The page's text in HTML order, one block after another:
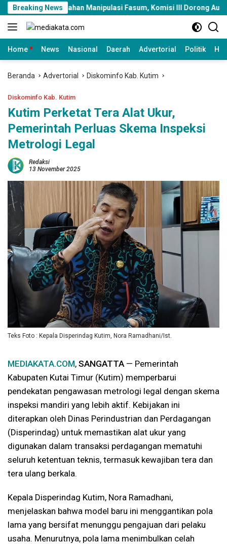
Langsung
ke
konten
Breaking News
Manipulasi Fasum, Komisi III Dorong Audit Massal dan
Home News Nasional Daerah Advertorial Politik
Beranda Advertorial Diskominfo Kab. Kutim
Diskominfo Kab. Kutim
Kutim Perketat Tera Alat Ukur,
Pemerintah Perluas Skema Inspeksi
Metrologi Legal
Redaksi
13 November 2025
Teks Foto : Kepala Disperindag Kutim, Nora Ramadhani/Ist.
MEDIAKATA.COM, SANGATTA— Pemerintah
Kabupaten Kutai Timur (Kutim) memperbarui
pendekatan pengawasan metrologi legal dengan skema
inspeksi mandiri yang lebih aktif. Kebijakan ini
diterapkan oleh Dinas Perindustrian dan Perdagangan
(Disperindag) untuk memastikan alat ukur yang
digunakan dalam transaksi perdagangan mematuhi
seluruh ketentuan teknis, termasuk kewajiban tera dan
tera ulang berkala.
Kepala Disperindag Kutim, Nora Ramadhani,
menjelaskan bahwa model baru ini menggantikan pola
lama yang bersifat menunggu pengajuan dari pelaku
usaha. Menurutnya, pola lama menimbulkan celah